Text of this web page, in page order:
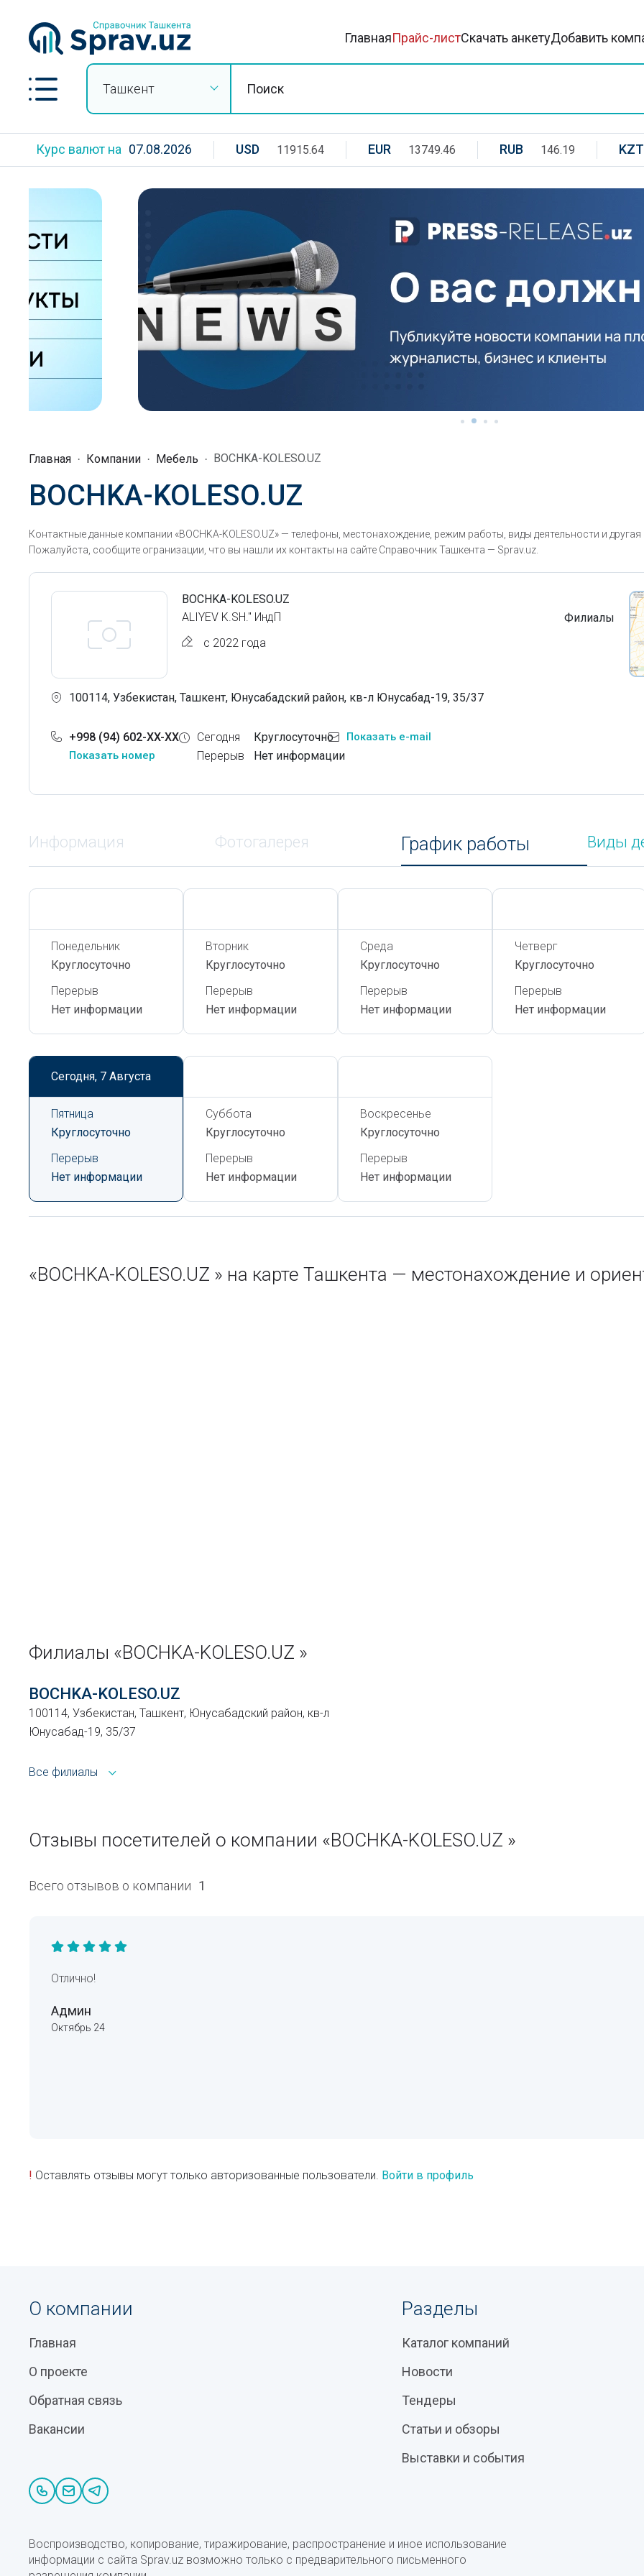
ГлавнаяПрайс-листСкачать анкетуДобавить
Ташкент
Курс валют на 07.08.2026 USD 11915.64 EUR 13749.46 RUB 146.19 KZT
Главная Компании Мебель BOCHKA-KOLESO.UZ
BOCHKA-KOLESO.UZ
Контактные данные компании «BOCHKA-KOLESO.UZ» — телефоны, местонахождение, режим работы, виды деятельности и
Пожалуйста, сообщите огранизации, что вы нашли их контакты на сайте Справочник Ташкента — Sprav.uz.
BOCHKA-KOLESO.UZ
ALIYEV K.SH." ИндП
с 2022 года
Филиалы
100114, Узбекистан, Ташкент, Юнусабадский район, кв-л Юнусабад-19, 35/37
+998 (94) 602-XX-XX
Показать номер
Сегодня
Перерыв
Круглосуточно
Нет информации
Показать e-mail
Информация Фотогалерея График работы Виды
Понедельник
Круглосуточно
Перерыв
Нет информации
Вторник
Круглосуточно
Перерыв
Нет информации
Среда
Круглосуточно
Перерыв
Нет информации
Четверг
Круглосуточно
Перерыв
Нет информации
Сегодня, 7 Августа
Пятница
Круглосуточно
Перерыв
Нет информации
Суббота
Круглосуточно
Перерыв
Нет информации
Воскресенье
Круглосуточно
Перерыв
Нет информации
«BOCHKA-KOLESO.UZ » на карте Ташкента — местонахождение и
Филиалы «BOCHKA-KOLESO.UZ »
BOCHKA-KOLESO.UZ
100114, Узбекистан, Ташкент, Юнусабадский район, кв-л
Юнусабад-19, 35/37
Все филиалы
Отзывы посетителей о компании «BOCHKA-KOLESO.UZ »
Всего отзывов о компании 1
Отлично!
Админ
Октябрь 24
! Оставлять отзывы могут только авторизованные пользователи. Войти в профиль
О компании
Главная
О проекте
Обратная связь
Вакансии
Разделы
Каталог компаний
Новости
Тендеры
Статьи и обзоры
Выставки и события
Воспроизводство, копирование, тиражирование, распространение и иное использование
информации с сайта Sprav.uz возможно только с предварительного письменного